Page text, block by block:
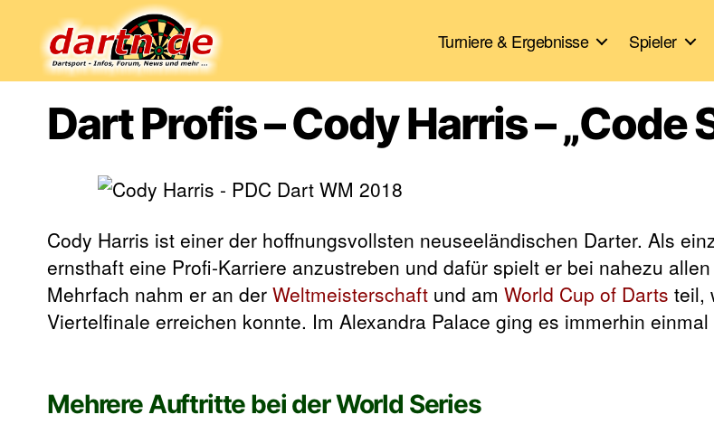
Turniere & Ergebnisse Spieler
Dart Profis – Cody Harris – „Code
Cody Harris ist einer der hoffnungsvollsten neuseeländischen Darter. Als
ernsthaft eine Profi-Karriere anzustreben und dafür spielt er bei nahezu allen
Mehrfach nahm er an der Weltmeisterschaft und am World Cup of Darts teil,
Viertelfinale erreichen konnte. Im Alexandra Palace ging es immerhin
Mehrere Auftritte bei der World Series